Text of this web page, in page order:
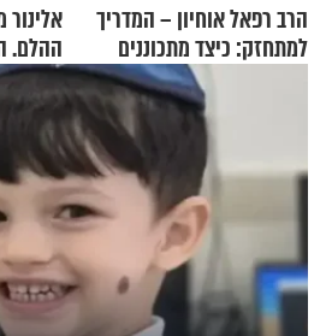
הרב רפאל אוחיון – המדריך
למתחזק: כיצד מתכוננים
אלינור
ההלם.
הבית"